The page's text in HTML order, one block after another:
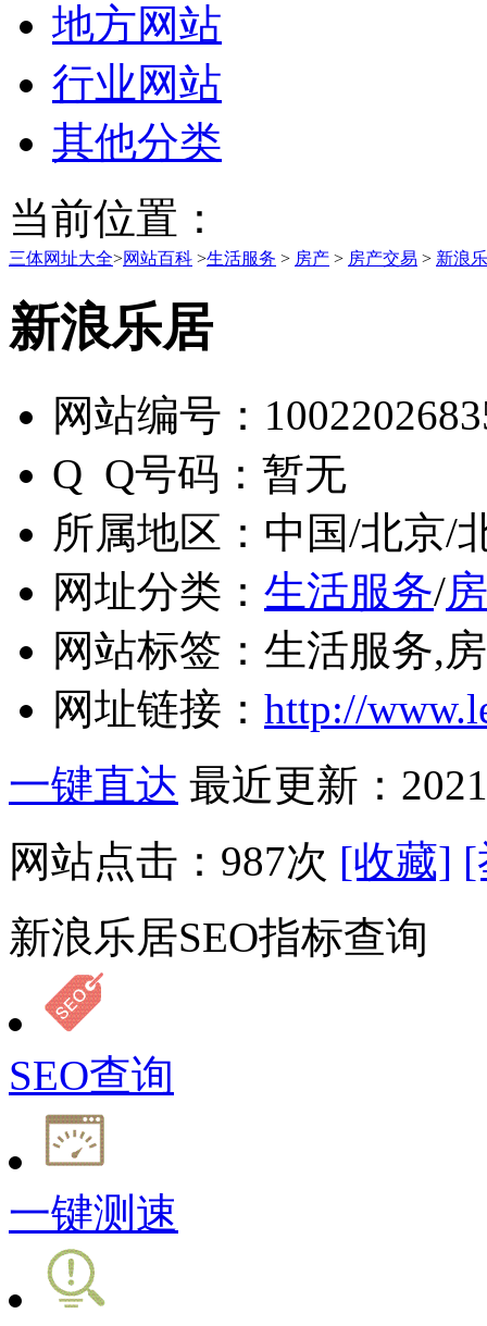
地方网站
行业网站
其他分类
当前位置：
三体网址大全>网站百科 >生活服务 > 房产 > 房产交易 > 新浪
新浪乐居
网站编号：
Q Q号码： 暂无
所属地区： 中国/北京/
网址分类： 生活服务/
网站标签： 生活服务,
网址链接： http://
一键直达 最近更新：
网站点击： 987次 [收藏] [
新浪乐居SEO指标查询
SEO查询
一键测速